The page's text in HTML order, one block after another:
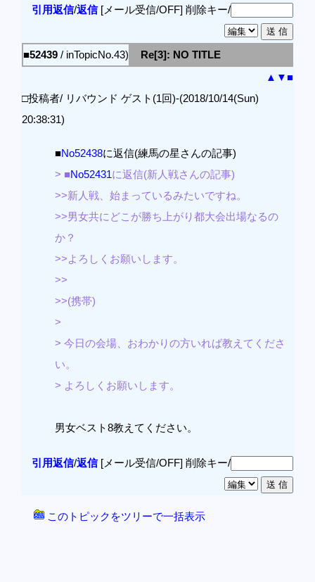
引用返信/返信[メール受信/OFF] 削除キー/
■52439 / inTopicNo.43)
Re[3]: NO TITLE
▲ ▼■
□投稿者/ リバウンド ゲスト(1回)-(2018/10/14(Sun)
20:38:31)
■No52438に返信(練馬の星さんの記事)
> ■No52431に返信(新人戦さんの記事)
>>新人戦、始まっているみたいですね。
>>男女共にどこが勝ち上がり都大会出場なるの
か？
>>よろしくお願いします。
>>
>>(携帯)
>
> 今日の会場、おわかりの方いれば教えてくださ
い。
> よろしくお願いします。
男女ベスト8教えてください。
引用返信/返信[メール受信/OFF] 削除キー/
このトピックをツリーで一括表示